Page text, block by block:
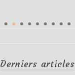
Derniers articles